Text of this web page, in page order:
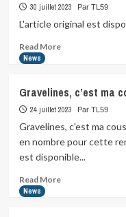
30 juillet 2023 Par TL59
L'article original est
Read MoreRead
News
Gravelines, c’est ma
24 juillet 2023 Par TL59
Gravelines, c'est ma
en nombre pour cette
est disponible...
Read MoreRead
News